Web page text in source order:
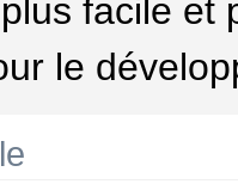
facile et
le